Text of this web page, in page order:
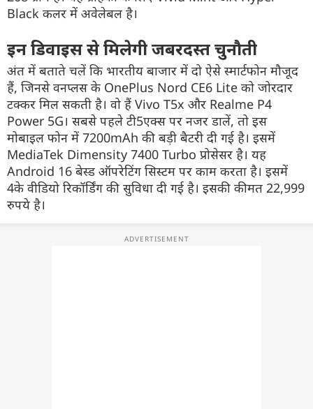
Black कलर में अवेलेबल है।
इन डिवाइस से मिलेगी जबरदस्त चुनौती
अंत में बताते चलें कि भारतीय बाजार में दो ऐसे स्मार्टफोन मौजूद
हैं, जिनसे वनप्लस के OnePlus Nord CE6 Lite को जोरदार
टक्कर मिल सकती है। वो हैं Vivo T5x और Realme P4
Power 5G। सबसे पहले टी5एक्स पर नजर डालें, तो इस
मोबाइल फोन में 7200mAh की बड़ी बैटरी दी गई है। इसमें
MediaTek Dimensity 7400 Turbo प्रोसेसर है। यह
Android 16 बेस्ड ऑपरेटिंग सिस्टम पर काम करता है। इसमें
4के वीडियो रिकॉर्डिंग की सुविधा दी गई है। इसकी कीमत 22,999
रुपये है।